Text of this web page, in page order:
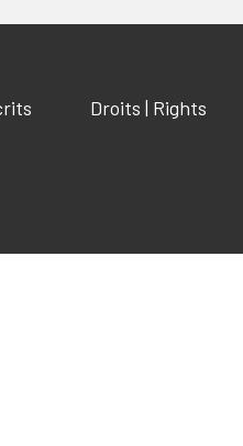
Droits | Rights